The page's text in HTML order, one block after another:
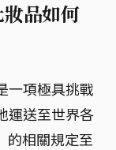
品如何
一項極具挑戰
運送至世界各
的相關規定至